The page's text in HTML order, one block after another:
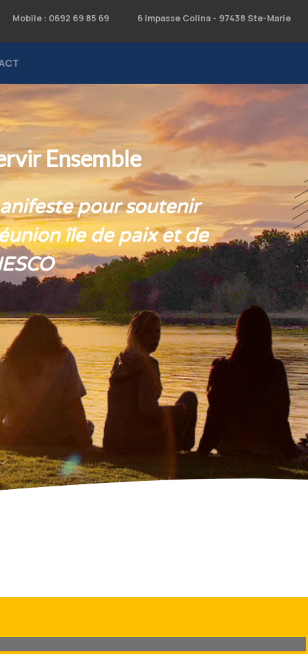
Mobile : 0692 69 85 69 6 impasse Colina - 97438 Ste-Marie
Ensemble
pour soutenir
île de paix et de